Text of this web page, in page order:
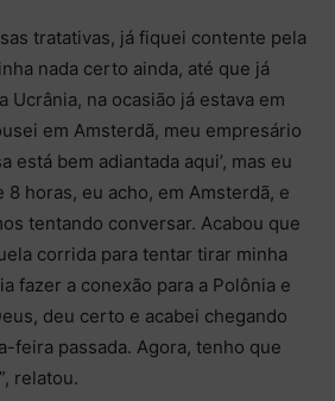
tratativas, já fiquei contente pela
nada certo ainda, até que já
Ucrânia, na ocasião já estava em
em Amsterdã, meu empresário
está bem adiantada aqui’, mas eu
8 horas, eu acho, em Amsterdã, e
tentando conversar. Acabou que
corrida para tentar tirar minha
fazer a conexão para a Polônia e
deu certo e acabei chegando
feira passada. Agora, tenho que
relatou.